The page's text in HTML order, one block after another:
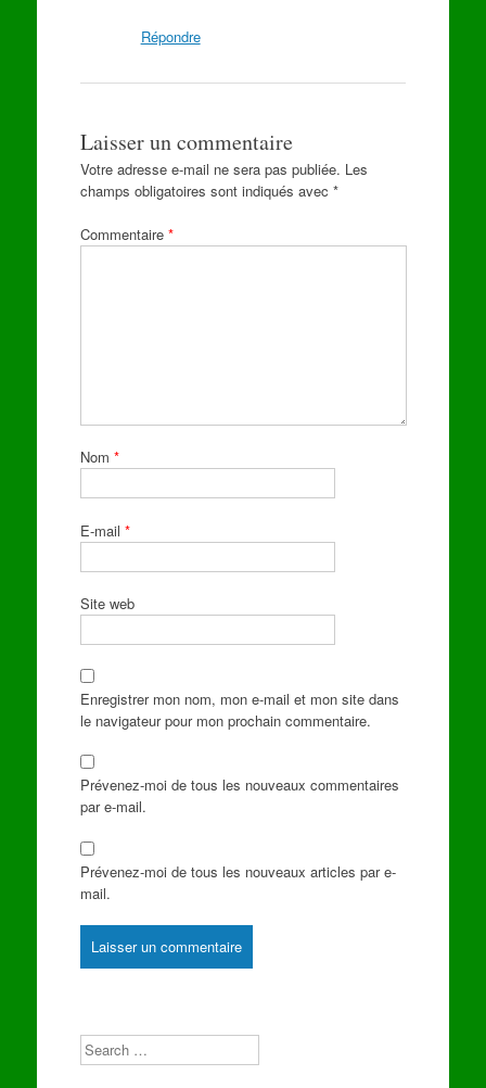
Répondre
Laisser un commentaire
Votre adresse e-mail ne sera pas publiée. Les
champs obligatoires sont indiqués avec *
Commentaire *
Nom *
E-mail *
Site web
Enregistrer mon nom, mon e-mail et mon site dans
le navigateur pour mon prochain commentaire.
Prévenez-moi de tous les nouveaux commentaires
par e-mail.
Prévenez-moi de tous les nouveaux articles par e-
mail.
Search